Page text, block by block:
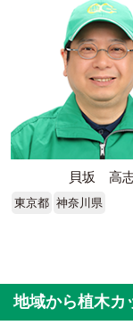
貝坂 高
東京都 神奈川県
地域から植木カ